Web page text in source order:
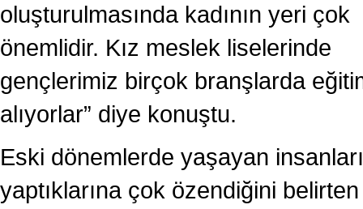
oluşturulmasında kadının yeri çok
önemlidir. Kız meslek liselerinde
gençlerimiz birçok branşlarda
alıyorlar” diye konuştu.
Eski dönemlerde yaşayan
yaptıklarına çok özendiğini belirten